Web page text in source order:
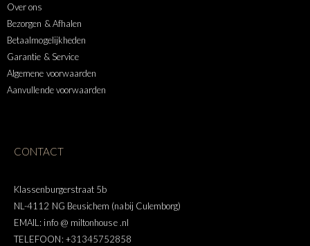
Over ons
Bezorgen & Afhalen
Betaalmogelijkheden
Garantie & Service
Algemene voorwaarden
Aanvullende voorwaarden
CONTACT
Klassenburgerstraat 5b
NL-4112 NG Beusichem (nabij Culemborg)
EMAIL: info @ miltonhouse .nl
TELEFOON: +31345752858